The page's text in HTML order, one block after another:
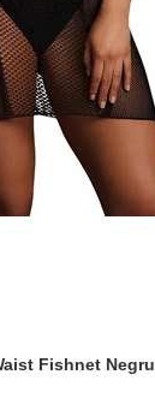
Fishnet Negru